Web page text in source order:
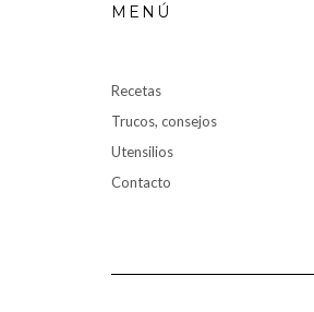
MENÚ
Recetas
Trucos, consejos
Utensilios
Contacto